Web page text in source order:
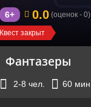
Квест закрыт
6+ 0.0 (оценок - 0)
Фантазеры
2-8 чел. 60 мин.